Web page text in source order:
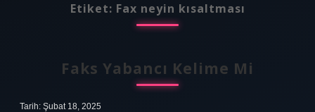
Etiket: Fax neyin kısaltması
Faks Yabancı Kelime Mi
Tarih: Şubat 18, 2025